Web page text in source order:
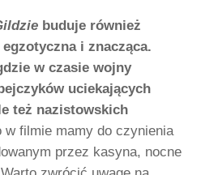
buduje również
i znacząca.
w czasie wojny
uciekających
też nazistowskich
w filmie mamy do czynienia
przez kasyna, nocne